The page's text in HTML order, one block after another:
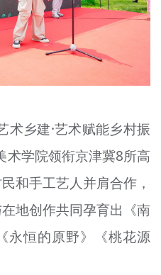
术乡建·艺术赋能乡村振
术学院领衔京津冀8所高
和手工艺人并肩合作，
地创作共同孕育出《南
永恒的原野》《桃花源